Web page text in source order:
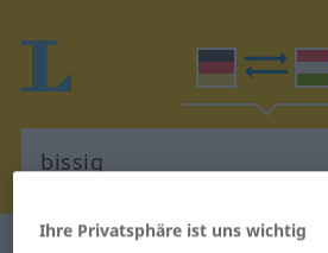
Ihre Privatsphäre ist uns wichtig